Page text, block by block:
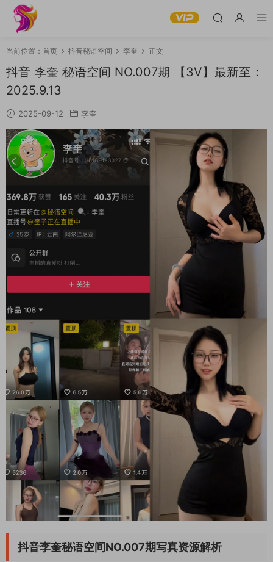
当前位置： 首页 抖音秘语空间 李奎 正文
抖音 李奎 秘语空间 NO.007期 【3V】最新至：
2025.9.13
2025-09-12 李奎
抖音李奎秘语空间NO.007期写真资源解析